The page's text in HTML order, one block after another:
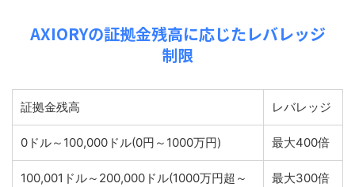
AXIORYの証拠金残高に応じたレバレッジ
制限
証拠金残高 レバレッジ
0ドル～100,000ドル(0円～1000万円) 最大400倍
100,001ドル～200,000ドル(1000万円超～
最大300倍